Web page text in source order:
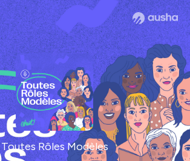
Toutes Rôles Modèles